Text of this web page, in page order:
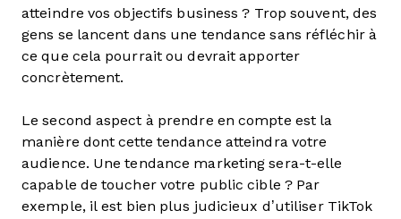
atteindre vos objectifs business ? Trop souvent, des
gens se lancent dans une tendance sans réfléchir à
ce que cela pourrait ou devrait apporter
concrètement.
Le second aspect à prendre en compte est la
manière dont cette tendance atteindra votre
audience. Une tendance marketing sera-t-elle
capable de toucher votre public cible ? Par
exemple, il est bien plus judicieux d’utiliser TikTok